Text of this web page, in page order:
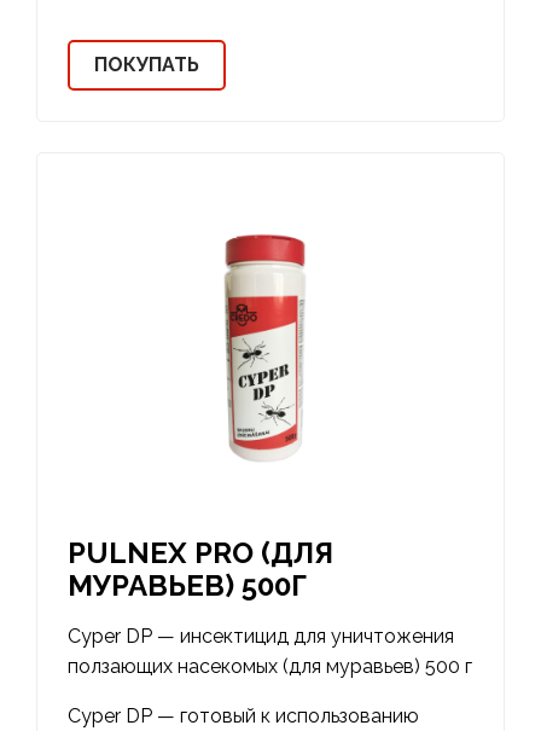
ПОКУПАТЬ
PULNEX PRO (ДЛЯ
МУРАВЬЕВ) 500Г
Cyper DP — инсектицид для уничтожения
ползающих насекомых (для муравьев) 500 г
Cyper DP — готовый к использованию